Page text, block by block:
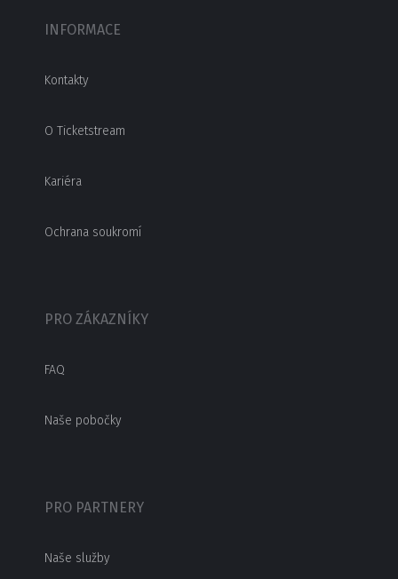
INFORMACE
Kontakty
O Ticketstream
Kariéra
Ochrana soukromí
PRO ZÁKAZNÍKY
FAQ
Naše pobočky
PRO PARTNERY
Naše služby